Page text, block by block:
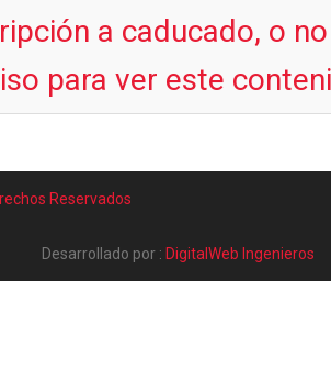
a caducado, o
para ver este
Reservados
Desarrollado por : DigitalWeb Ingenieros